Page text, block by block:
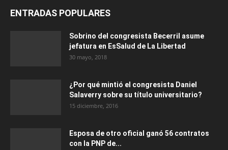
ENTRADAS POPULARES
Sobrino del congresista Becerril asume
jefatura en EsSalud de La Libertad
30 mayo, 2018
¿Por qué mintió el congresista Daniel
Salaverry sobre su título universitario?
15 diciembre, 2016
Esposa de otro oficial ganó 56 contratos
con la PNP de...